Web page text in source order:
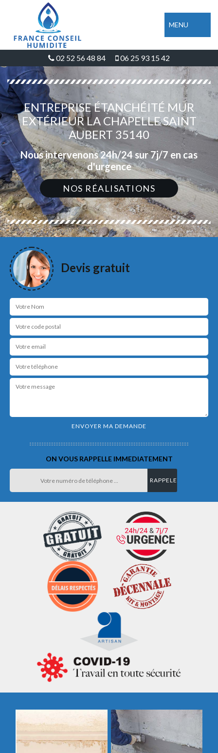
MENU
02 52 56 48 84 06 25 93 15 42
ENTREPRISE ÉTANCHÉITÉ MUR
EXTÉRIEUR LA CHAPELLE SAINT
AUBERT 35140
Nous intervenons 24h/24 sur 7j/7 en cas
d'urgence
NOS RÉALISATIONS
Devis gratuit
ON VOUS RAPPELLE IMMEDIATEMENT